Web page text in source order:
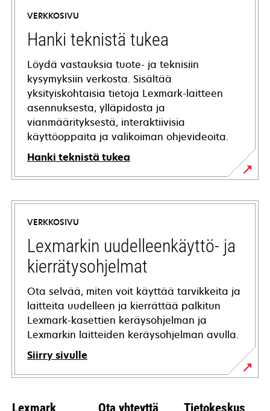
VERKKOSIVU
Hanki teknistä tukea
Löydä vastauksia tuote- ja teknisiin
kysymyksiin verkosta. Sisältää
yksityiskohtaisia tietoja Lexmark-laitteen
asennuksesta, ylläpidosta ja
vianmäärityksestä, interaktiivisia
käyttöoppaita ja valikoiman ohjevideoita.
Hanki teknistä tukea
opens
in
new
tab
VERKKOSIVU
Lexmarkin uudelleenkäyttö- ja
kierrätysohjelmat
Ota selvää, miten voit käyttää tarvikkeita ja
laitteita uudelleen ja kierrättää palkitun
Lexmark-kasettien keräysohjelman ja
Lexmarkin laitteiden keräysohjelman avulla.
Siirry sivulle
Lexmark Ota yhteyttä Tietokeskus